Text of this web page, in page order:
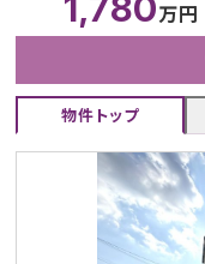
万円
物件トップ